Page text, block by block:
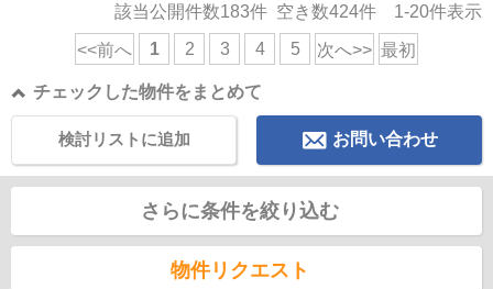
該当公開件数183件 空き数424件 1-20件表示
<<前へ 1 2 3 4 5 次へ>> 最初
チェックした物件をまとめて
お問い合わせ
検討リストに追加
さらに条件を絞り込む
物件リクエスト